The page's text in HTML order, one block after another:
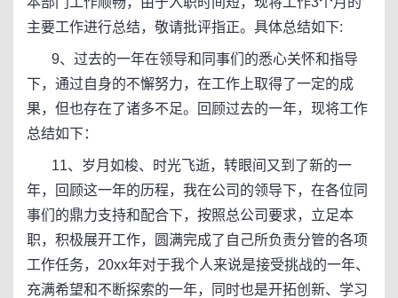
主要工作进行总结，敬请批评指正。具体总结如下:
9、过去的一年在领导和同事们的悉心关怀和指导
下，通过自身的不懈努力，在工作上取得了一定的成
果，但也存在了诸多不足。回顾过去的一年，现将工作
总结如下：
11、岁月如梭、时光飞逝，转眼间又到了新的一
年，回顾这一年的历程，我在公司的领导下，在各位同
事们的鼎力支持和配合下，按照总公司要求，立足本
职，积极展开工作，圆满完成了自己所负责分管的各项
工作任务，20xx年对于我个人来说是接受挑战的一年、
充满希望和不断探索的一年，同时也是开拓创新、学习